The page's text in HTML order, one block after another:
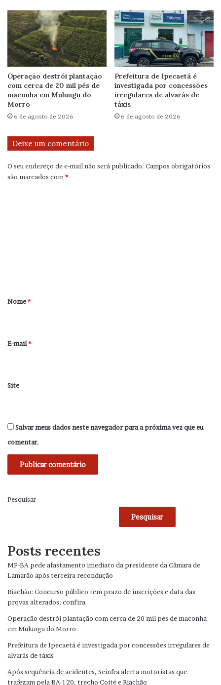
Operação destrói plantação
com cerca de 20 mil pés de
maconha em Mulungu do
Morro
6 de agosto de 2026
Prefeitura de Ipecaetá é
investigada por concessões
irregulares de alvarás de
táxis
6 de agosto de 2026
Deixe um comentário
O seu endereço de e-mail não será publicado. Campos obrigatórios
são marcados com *
r
*
Nome*
E-mail*
Site
Salvar meus dados neste navegador para a próxima vez que eu
comentar.
Pesquisar
Pesquisar
Posts recentes
MP-BA pede afastamento imediato da presidente da Câmara de
Lamarão após terceira recondução
Riachão: Concurso público tem prazo de inscrições e data das
provas alterados; confira
Operação destrói plantação com cerca de 20 mil pés de maconha
em Mulungu do Morro
Prefeitura de Ipecaetá é investigada por concessões irregulares de
alvarás de táxis
Após sequência de acidentes, Seinfra alerta motoristas que
trafegam pela BA-120, trecho Coité e Riachão